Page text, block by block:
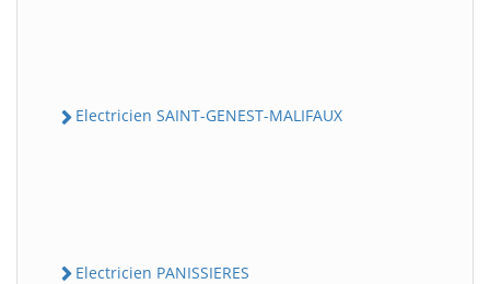
Electricien SAINT-GENEST-MALIFAUX
Electricien PANISSIERES